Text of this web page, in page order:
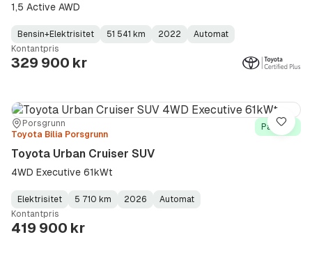
1,5 Active AWD
Fuel
Type:
Bensin+Elektrisitet
Kilometerstand: 51 541 km
Model
Year:
2022
Gearbox
Type:
Automat
Kontantpris
329 900 kr
Sted:Porsgrunn
Forhandler:
Toyota Bilia Porsgrunn
På lager
Toyota Urban Cruiser SUV
4WD Executive 61kWt
Fuel
Type:
Elektrisitet
Kilometerstand:
5 710 km
Model
Year:
2026
Gearbox
Type:
Automat
Kontantpris
419 900 kr
Lagre